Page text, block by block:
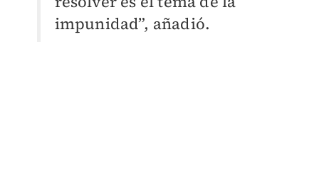
impunidad”, añadió.